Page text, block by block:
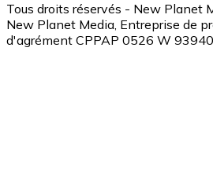
Tous droits réservés - New Planet
New Planet Media, Entreprise de
d'agrément CPPAP 0526 W 93940